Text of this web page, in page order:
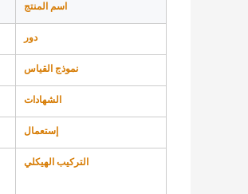
اسم المنتج
دور
نموذج القياس
الشهادات
إستعمال
التركيب الهيكلي